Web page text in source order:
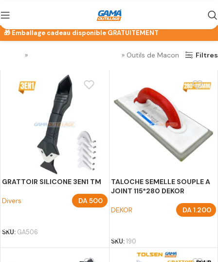
» » Outils de Macon Filtres
GRATTOIR SILICONE 3EN1 TM
Divers DA 500
SKU: GA506
TALOCHE SEMELLE SOUPLE A
JOINT 115*280 DEKOR
DEKOR DA 1.200
SKU:190